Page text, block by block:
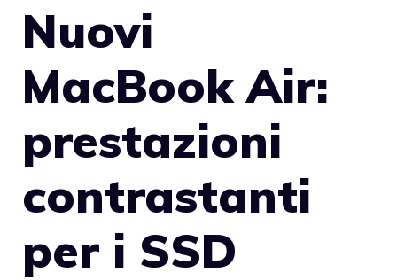
Nuovi
MacBook Air:
prestazioni
contrastanti
per i SSD